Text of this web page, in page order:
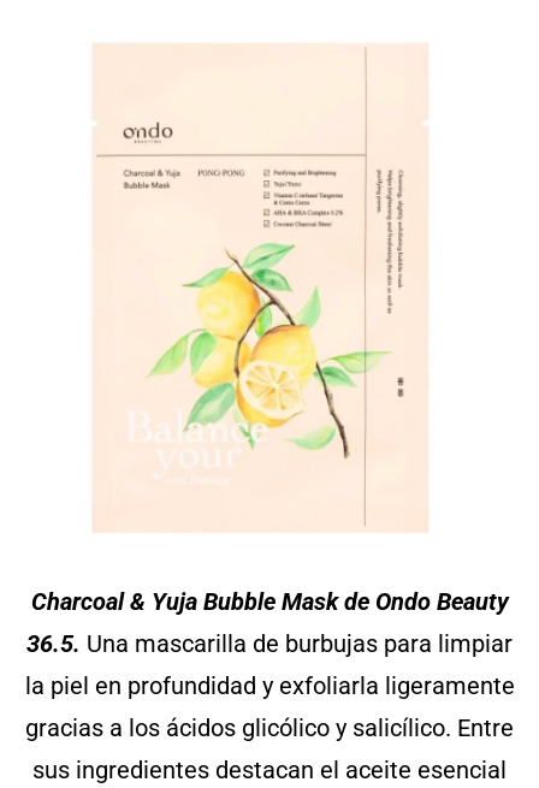
Charcoal & Yuja Bubble Mask de Ondo Beauty
36.5. Una mascarilla de burbujas para limpiar
la piel en profundidad y exfoliarla ligeramente
gracias a los ácidos glicólico y salicílico. Entre
sus ingredientes destacan el aceite esencial